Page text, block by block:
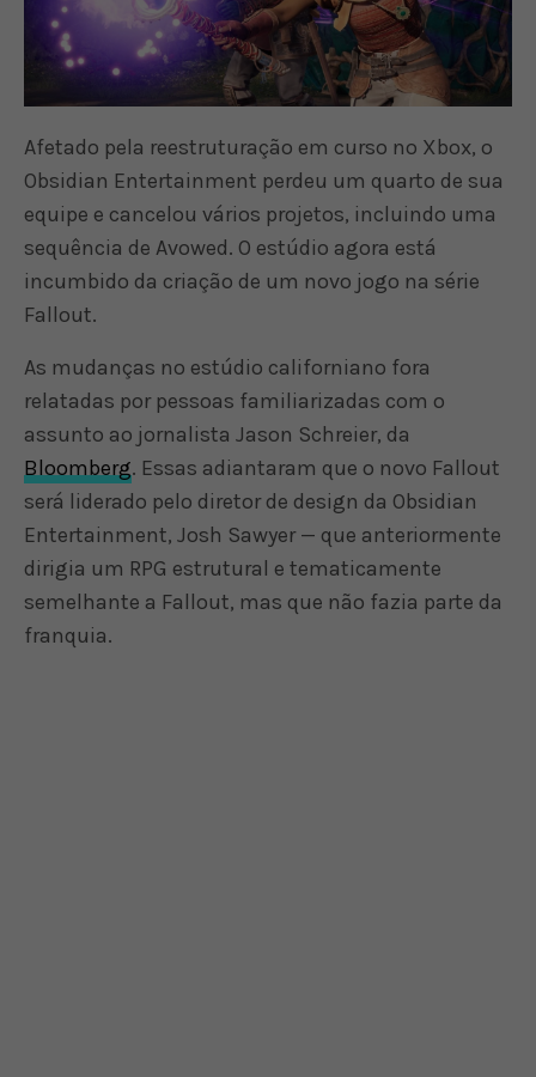
Afetado pela reestruturação em curso no Xbox, o
Obsidian Entertainment perdeu um quarto de sua
equipe e cancelou vários projetos, incluindo uma
sequência de Avowed. O estúdio agora está
incumbido da criação de um novo jogo na série
Fallout.
As mudanças no estúdio californiano fora
relatadas por pessoas familiarizadas com o
assunto ao jornalista Jason Schreier, da
Bloomberg. Essas adiantaram que o novo Fallout
será liderado pelo diretor de design da Obsidian
Entertainment, Josh Sawyer — que anteriormente
dirigia um RPG estrutural e tematicamente
semelhante a Fallout, mas que não fazia parte da
franquia.